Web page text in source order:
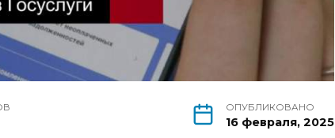
ОПУБЛИКОВАНО
16 февраля, 2025